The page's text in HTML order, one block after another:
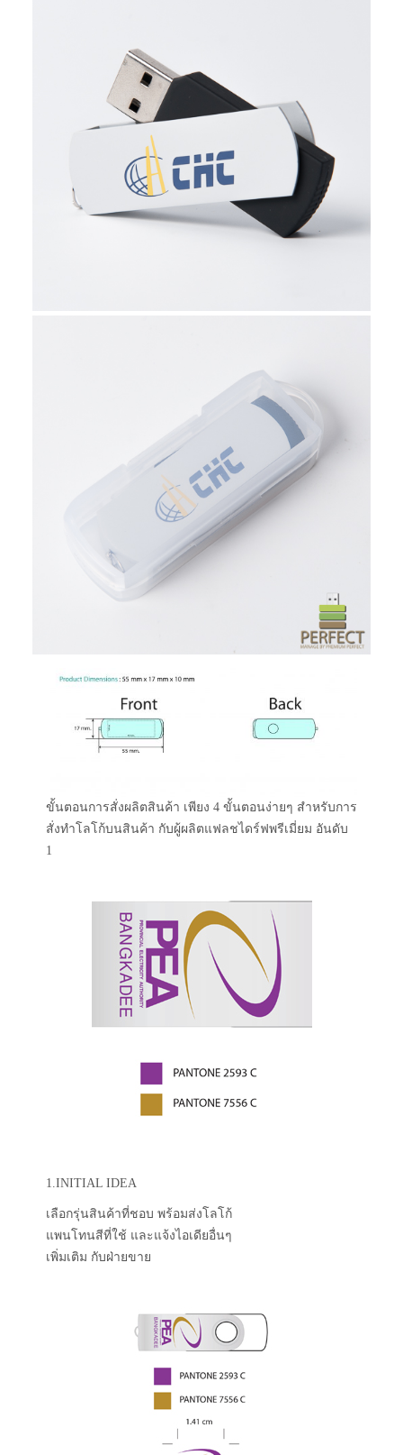
ขั้นตอนการสั่งผลิตสินค้า เพียง 4 ขั้นตอนง่ายๆ สำหรับการ
สั่งทำโลโก้บนสินค้า กับผู้ผลิตแฟลชไดร์ฟพรีเมี่ยม อันดับ
1
1.INITIAL IDEA
เลือกรุ่นสินค้าที่ชอบ พร้อมส่งโลโก้
แพนโทนสีที่ใช้ และแจ้งไอเดียอื่นๆ
เพิ่มเติม กับฝ่ายขาย